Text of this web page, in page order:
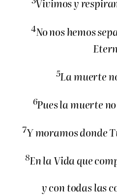
Vivimos y
4No nos hemos
5La muerte
6Pues la muerte
7Y moramos donde
8En la Vida que
y con todas las